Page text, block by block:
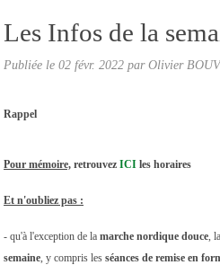
Les Infos de la
Publiée le 02 févr. 2022 par Olivier
Rappel
Pour mémoire, retrouvez ICI les horaires
Et n'oubliez pas :
- qu'à l'exception de la marche nordique douce ,
semaine , y compris les séances de remise en